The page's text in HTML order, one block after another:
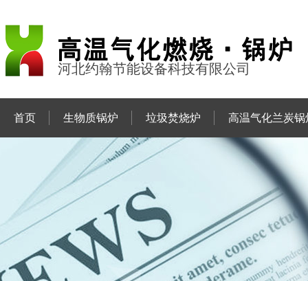
河北约翰节能设备科技有限公司
首页 生物质锅炉 垃圾焚烧炉 高温气化兰炭锅